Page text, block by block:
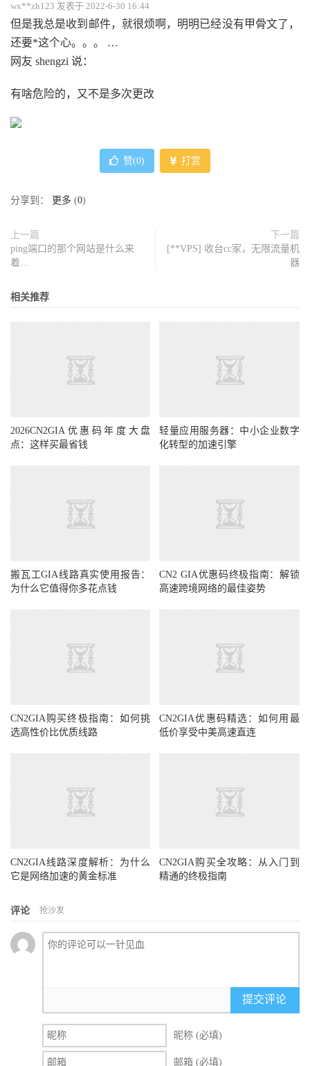
wx**zh123 发表于 2022-6-30 16:44
但是我总是收到邮件，就很烦啊，明明已经没有甲骨文了，
还要*这个心。。。 …
网友 shengzi 说：
有啥危险的，又不是多次更改
赞(0) 打赏
分享到： 更多 (0)
上一篇
ping端口的那个网站是什么来
着…
下一篇
[**VPS] 收台cc家，无限流量机
器
相关推荐
2026CN2GIA优惠码年度大盘
点：这样买最省钱
轻量应用服务器：中小企业数字
化转型的加速引擎
搬瓦工GIA线路真实使用报告：
为什么它值得你多花点钱
CN2 GIA优惠码终极指南：解锁
高速跨境网络的最佳姿势
CN2GIA购买终极指南：如何挑
选高性价比优质线路
CN2GIA优惠码精选：如何用最
低价享受中美高速直连
CN2GIA线路深度解析：为什么
它是网络加速的黄金标准
CN2GIA购买全攻略：从入门到
精通的终极指南
评论 抢沙发
提交评论
昵称 (必填)
邮箱 (必填)